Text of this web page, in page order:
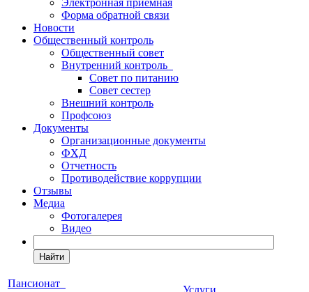
Электронная приемная
Форма обратной связи
Новости
Общественный контроль
Общественный совет
Внутренний контроль
Совет по питанию
Совет сестер
Внешний контроль
Профсоюз
Документы
Организационные документы
ФХД
Отчетность
Противодействие коррупции
Отзывы
Медиа
Фотогалерея
Видео
Найти
Пансионат